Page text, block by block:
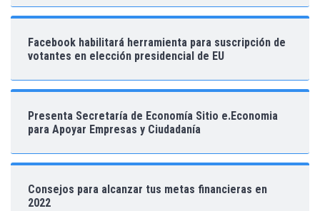
Facebook habilitará herramienta para suscripción de
votantes en elección presidencial de EU
Presenta Secretaría de Economía Sitio e.Economia
para Apoyar Empresas y Ciudadanía
Consejos para alcanzar tus metas financieras en
2022